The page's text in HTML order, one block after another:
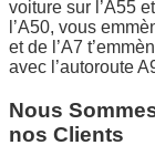
voiture sur l’A55
l’A50, vous
et de l’A7
avec l’autoroute
Nous
nos Clients